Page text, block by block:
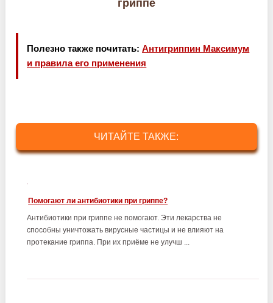
гриппе
Полезно также почитать:Антигриппин Максимум
и правила его применения
ЧИТАЙТЕ ТАКЖЕ:
Помогают ли антибиотики при гриппе?
Антибиотики при гриппе не помогают. Эти лекарства не
способны уничтожать вирусные частицы и не влияют на
протекание гриппа. При их приёме не улучш ...